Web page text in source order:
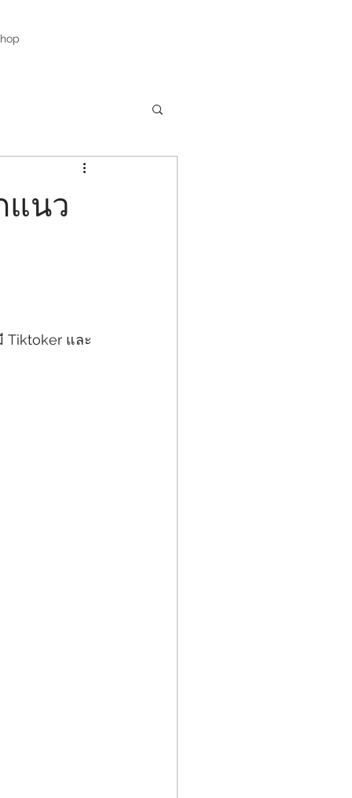
แนว
Tiktoker และ